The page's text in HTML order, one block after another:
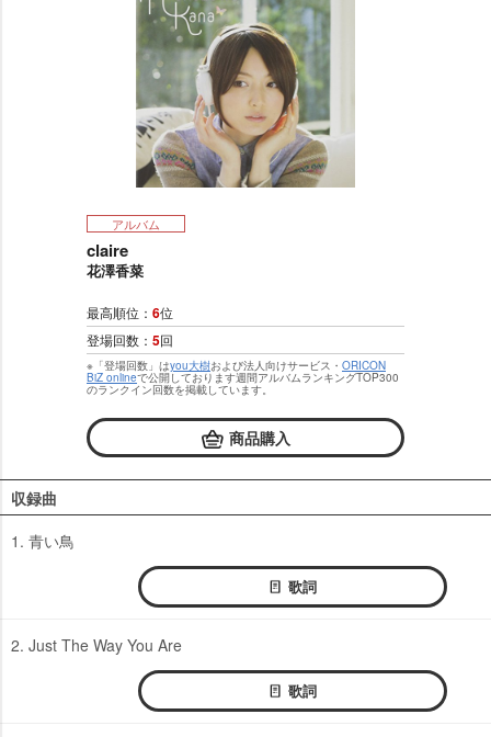
アルバム
claire
花澤香菜
最高順位： 6位
登場回数： 5回
※「登場回数」はyou大樹および法人向けサービス・ ORICON
BiZ onlineで公開しております週間アルバムランキングTOP300
のランクイン回数を掲載しています。
商品購入
収録曲
1. 青い鳥
歌詞
2. Just The Way You Are
歌詞